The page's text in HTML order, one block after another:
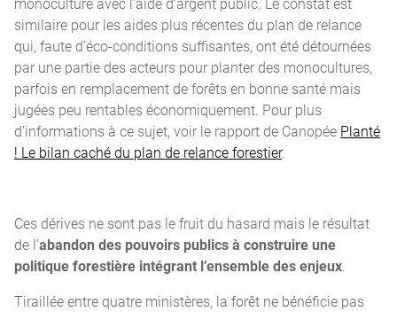
similaire pour les aides plus récentes du plan de relance
qui, faute d’éco-conditions suffisantes, ont été détournées
par une partie des acteurs pour planter des monocultures,
parfois en remplacement de forêts en bonne santé mais
jugées peu rentables économiquement. Pour plus
d’informations à ce sujet, voir le rapport de Canopée Planté
! Le bilan caché du plan de relance forestier.
Ces dérives ne sont pas le fruit du hasard mais le résultat
de l’abandon des pouvoirs publics à construire une
politique forestière intégrant l’ensemble des enjeux
Tiraillée entre quatre ministères, la forêt ne bénéficie pas